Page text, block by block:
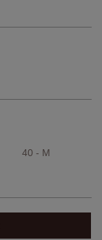
40 - M